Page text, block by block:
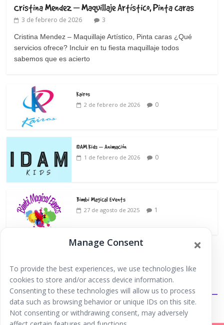
Manage Consent
To provide the best experiences, we use technologies like
cookies to store and/or access device information.
Consenting to these technologies will allow us to process
data such as browsing behavior or unique IDs on this site.
Not consenting or withdrawing consent, may adversely
Cristina Mendez – Maquillaje Artístico, Pinta caras
3 de febrero de 2026 3
Cristina Mendez – Maquillaje Artístico, Pinta caras ¿Qué
servicios ofrece? Incluir en tu fiesta maquillaje todos
sabemos que es acierto
Kairos
2 de febrero de 2026 0
IDAM Kids – Animación
1 de febrero de 2026 0
Bimbi Magical Events
27 de agosto de 2025 1